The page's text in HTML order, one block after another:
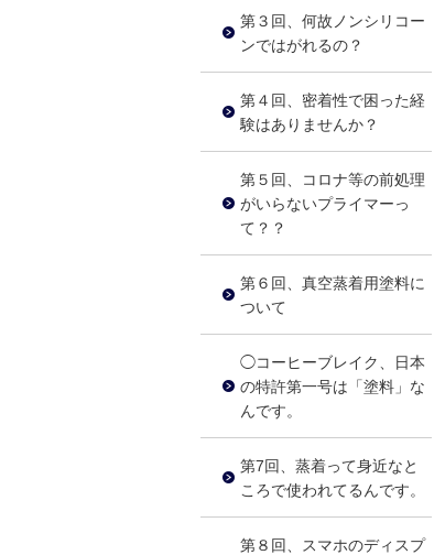
第３回、何故ノンシリコー
ンではがれるの？
第４回、密着性で困った経
験はありませんか？
第５回、コロナ等の前処理
がいらないプライマーっ
て？？
第６回、真空蒸着用塗料に
ついて
◯コーヒーブレイク、日本
の特許第一号は「塗料」な
んです。
第7回、蒸着って身近なと
ころで使われてるんです。
第８回、スマホのディスプ